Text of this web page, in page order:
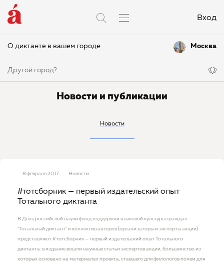
Вход
О диктанте в вашем городе Москва
Другой город?
Новости и публикации
Новости
8 февраля 2017 Новости
#тотсборник — первый издательский опыт
Тотального диктанта
В День российской науки фонд поддержки языковой культуры граждан
"Тотальный диктант" и коллектив авторов (организаторы и эксперты акции)
представляют #тотсборник — первый издательский опыт Тотального
диктанта: в издание вошли научные статьи экспертов акции, большинство из
которых основано на материалах проекта, ставшего для филологов полем для